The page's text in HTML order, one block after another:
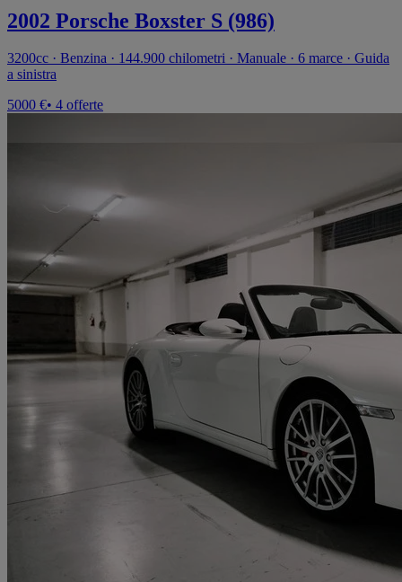
2002 Porsche Boxster S (986)
3200cc · Benzina · 144.900 chilometri · Manuale · 6 marce · Guida
a sinistra
5000 €• 4 offerte